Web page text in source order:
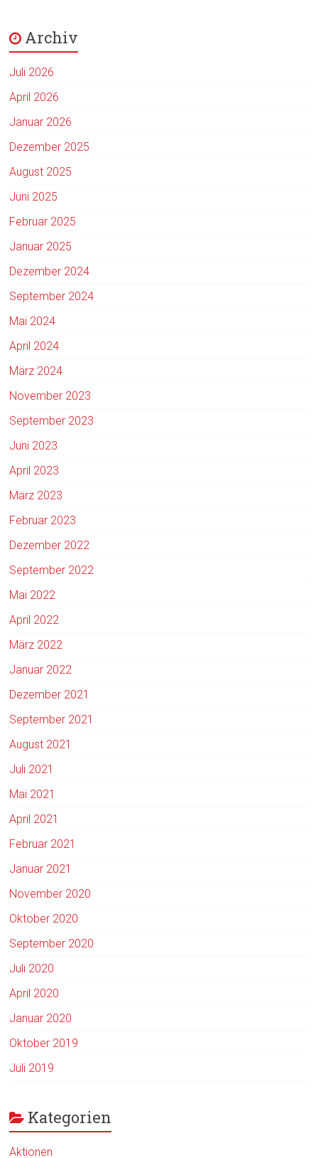
Archiv
Juli 2026
April 2026
Januar 2026
Dezember 2025
August 2025
Juni 2025
Februar 2025
Januar 2025
Dezember 2024
September 2024
Mai 2024
April 2024
März 2024
November 2023
September 2023
Juni 2023
April 2023
März 2023
Februar 2023
Dezember 2022
September 2022
Mai 2022
April 2022
März 2022
Januar 2022
Dezember 2021
September 2021
August 2021
Juli 2021
Mai 2021
April 2021
Februar 2021
Januar 2021
November 2020
Oktober 2020
September 2020
Juli 2020
April 2020
Januar 2020
Oktober 2019
Juli 2019
Kategorien
Aktionen